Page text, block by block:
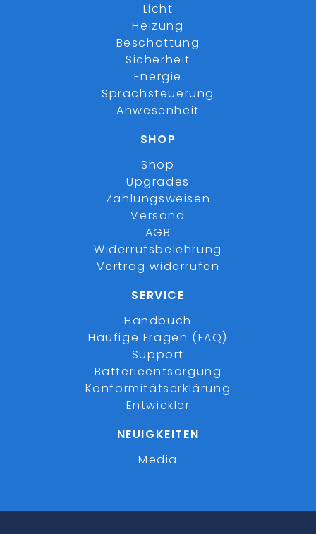
Licht
Heizung
Beschattung
Sicherheit
Energie
Sprachsteuerung
Anwesenheit
SHOP
Shop
Upgrades
Zahlungsweisen
Versand
AGB
Widerrufsbelehrung
Vertrag widerrufen
SERVICE
Handbuch
Häufige Fragen (FAQ)
Support
Batterieentsorgung
Konformitätserklärung
Entwickler
NEUIGKEITEN
Media